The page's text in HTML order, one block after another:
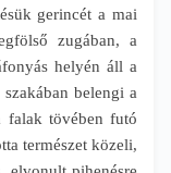
gerincét a mai
zugában, a
helyén áll a
belengi a
falak tövében futó
természet közeli,